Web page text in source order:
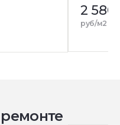
2 580
руб/м2